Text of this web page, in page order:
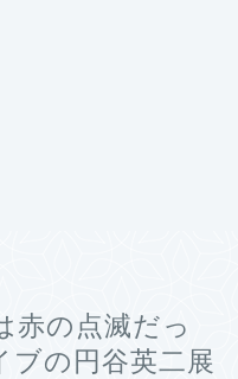
赤の点滅だっ
ブの円谷英二展